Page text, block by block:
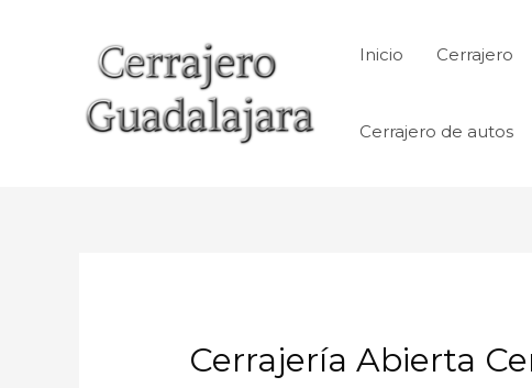
Inicio Cerrajero
Cerrajero de autos
Cerrajería Abierta